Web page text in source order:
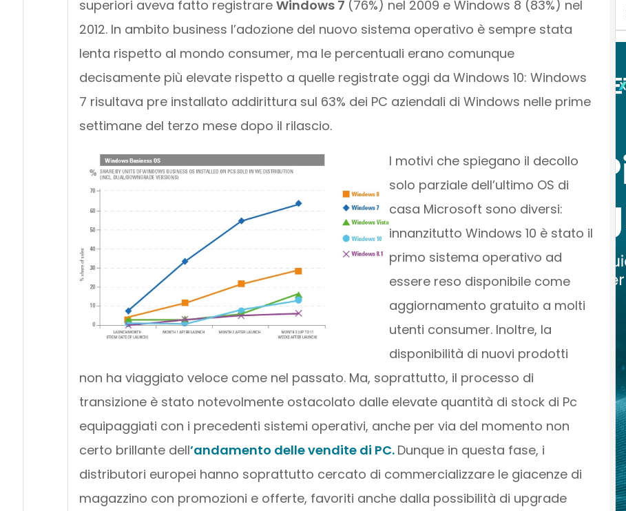
superiori aveva fatto registrare Windows 7 (76%) nel 2009 e Windows 8 (83%) nel
2012. In ambito business l’adozione del nuovo sistema operativo è sempre stata
lenta rispetto al mondo consumer, ma le percentuali erano comunque
decisamente più elevate rispetto a quelle registrate oggi da Windows 10: Windows
7 risultava pre installato addirittura sul 63% dei PC aziendali di Windows nelle prime
settimane del terzo mese dopo il rilascio.
I motivi che spiegano il decollo
solo parziale dell’ultimo OS di
casa Microsoft sono diversi:
innanzitutto Windows 10 è stato il
primo sistema operativo ad
essere reso disponibile come
aggiornamento gratuito a molti
utenti consumer. Inoltre, la
disponibilità di nuovi prodotti
non ha viaggiato veloce come nel passato. Ma, soprattutto, il processo di
transizione è stato notevolmente ostacolato dalle elevate quantità di stock di Pc
equipaggiati con i precedenti sistemi operativi, anche per via del momento non
certo brillante dell’andamento delle vendite di PC. Dunque in questa fase, i
distributori europei hanno soprattutto cercato di commercializzare le giacenze di
magazzino con promozioni e offerte, favoriti anche dalla possibilità di upgrade